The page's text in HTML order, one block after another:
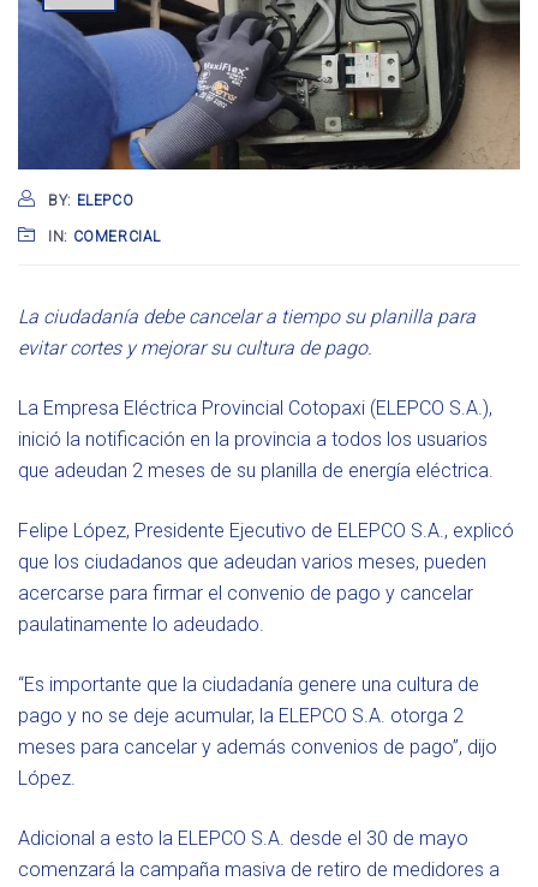
BY: ELEPCO
IN: COMERCIAL
La ciudadanía debe cancelar a tiempo su planilla para
evitar cortes y mejorar su cultura de pago.
La Empresa Eléctrica Provincial Cotopaxi (ELEPCO S.A.),
inició la notificación en la provincia a todos los usuarios
que adeudan 2 meses de su planilla de energía eléctrica.
Felipe López, Presidente Ejecutivo de ELEPCO S.A., explicó
que los ciudadanos que adeudan varios meses, pueden
acercarse para firmar el convenio de pago y cancelar
paulatinamente lo adeudado.
“Es importante que la ciudadanía genere una cultura de
pago y no se deje acumular, la ELEPCO S.A. otorga 2
meses para cancelar y además convenios de pago”, dijo
López.
Adicional a esto la ELEPCO S.A. desde el 30 de mayo
comenzará la campaña masiva de retiro de medidores a